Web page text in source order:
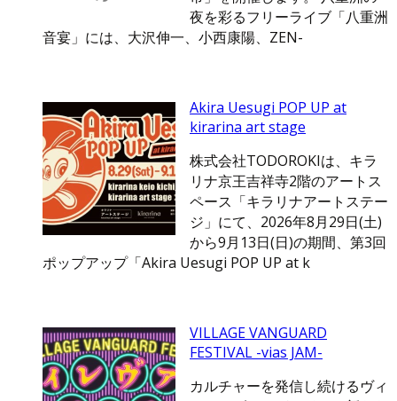
夜を彩るフリーライブ「八重洲
音宴」には、大沢伸一、小西康陽、ZEN-
Akira Uesugi POP UP at
kirarina art stage
株式会社TODOROKIは、キラ
リナ京王吉祥寺2階のアートス
ペース「キラリナアートステー
ジ」にて、2026年8月29日(土)
から9月13日(日)の期間、第3回
ポップアップ「Akira Uesugi POP UP at k
VILLAGE VANGUARD
FESTIVAL -vias JAM-
カルチャーを発信し続けるヴィ